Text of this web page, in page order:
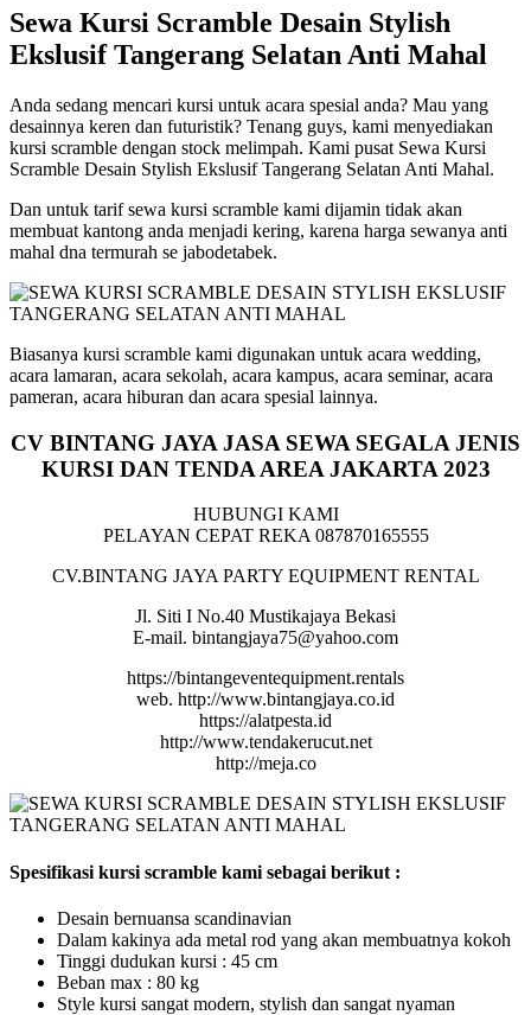
Sewa Kursi Scramble Desain Stylish
Ekslusif Tangerang Selatan Anti Mahal
Anda sedang mencari kursi untuk acara spesial anda? Mau yang
desainnya keren dan futuristik? Tenang guys, kami menyediakan
kursi scramble dengan stock melimpah. Kami pusat Sewa Kursi
Scramble Desain Stylish Ekslusif Tangerang Selatan Anti Mahal.
Dan untuk tarif sewa kursi scramble kami dijamin tidak akan
membuat kantong anda menjadi kering, karena harga sewanya anti
mahal dna termurah se jabodetabek.
Biasanya kursi scramble kami digunakan untuk acara wedding,
acara lamaran, acara sekolah, acara kampus, acara seminar, acara
pameran, acara hiburan dan acara spesial lainnya.
CV BINTANG JAYA JASA SEWA SEGALA JENIS
KURSI DAN TENDA AREA JAKARTA 2023
HUBUNGI KAMI
PELAYAN CEPAT REKA 087870165555
CV.BINTANG JAYA PARTY EQUIPMENT RENTAL
Jl. Siti I No.40 Mustikajaya Bekasi
E-mail. bintangjaya75@yahoo.com
https://bintangeventequipment.rentals
web. http://www.bintangjaya.co.id
https://alatpesta.id
http://www.tendakerucut.net
http://meja.co
Spesifikasi kursi scramble kami sebagai berikut :
Desain bernuansa scandinavian
Dalam kakinya ada metal rod yang akan membuatnya kokoh
Tinggi dudukan kursi : 45 cm
Beban max : 80 kg
Style kursi sangat modern, stylish dan sangat nyaman